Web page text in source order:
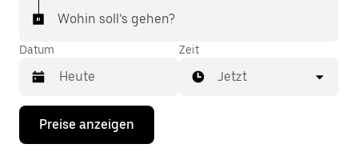
Wohin soll’s gehen?
Datum
Drücke
Nach-
Zeit
Jetzt
Preise anzeigen